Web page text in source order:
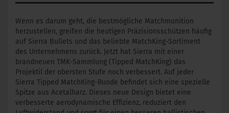
Wenn es darum geht, die bestmögliche Matchmunition
herzustellen, greifen die heutigen Präzisionsschützen häufig
auf Sierra Bullets und das beliebte MatchKing-Sortiment
des Unternehmens zurück. Jetzt hat Sierra mit einer
brandneuen TMK-Sammlung (Tipped MatchKing) das
Projektil der obersten Stufe noch verbessert. Auf jeder
Sierra Tipped MatchKing-Runde befindet sich eine spezielle
Spitze aus Acetalharz. Dieses neue Design bietet eine
verbesserte aerodynamische Effizienz, reduziert den